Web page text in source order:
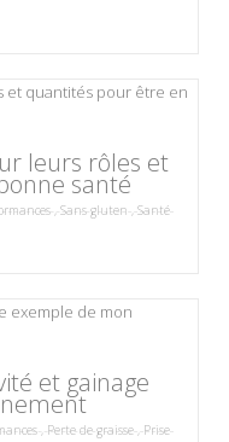
leurs rôles et
santé
,Sans gluten,Santé
et gainage
,Perte de graisse,Prise